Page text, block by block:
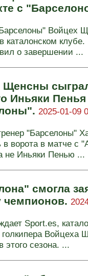
с
Войцех
каталонском
о завершении ...
Щенсны
Иньяки
2025-01-09
"Барселоны"
в ворота в матче с
не Иньяки Пенью ...
смогла
чемпионов.
Sport.es,
голкипера Войцеха
этого сезона. ...